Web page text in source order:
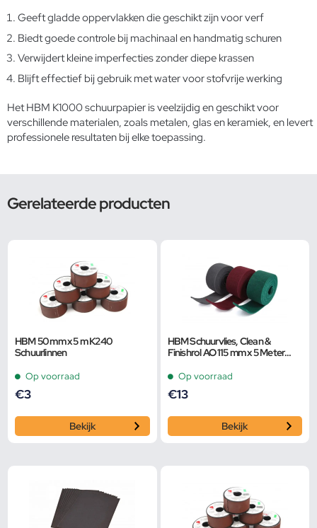
Geeft gladde oppervlakken die geschikt zijn voor verf
Biedt goede controle bij machinaal en handmatig schuren
Verwijdert kleine imperfecties zonder diepe krassen
Blijft effectief bij gebruik met water voor stofvrije werking
Het HBM K1000 schuurpapier is veelzijdig en geschikt voor
verschillende materialen, zoals metalen, glas en keramiek, en levert
professionele resultaten bij elke toepassing.
Gerelateerde producten
HBM 50 mm x 5 m K240
Schuurlinnen
Op voorraad
€3
Bekijk
HBM Schuurvlies, Clean &
Finishrol AO 115 mm x 5 Meter
Op voorraad
€13
Bekijk